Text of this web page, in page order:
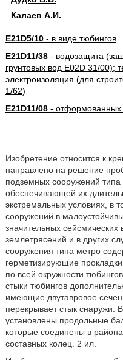
Калаев А.И.
E21D5/10- в виде тюбингов
E21D11/38- водозащита
грунтовых вод E02D 31/00);
электроизоляция (для
1/62)
E21D11/08- отформованных
Изобретение относится к
направлено на решение
подземных сооружений
обеспечивающей их
экстремальных условиях, в
сооружений в
значительных сейсмических
землетрясений и в других
сооружения типа метро
герметизирующие
по всей окружности
стыки тюбингов
имеющие двутавровое
перекрывает стык снаружи.
установлены продольные
которые соединены в
составных колец. 2 ил.